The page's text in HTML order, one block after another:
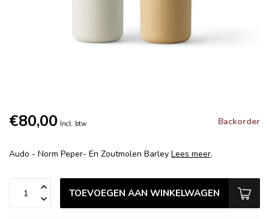
€80,00 Incl. btw Backorder
Audo - Norm Peper- En Zoutmolen Barley Lees meer.
TOEVOEGEN AAN WINKELWAGEN